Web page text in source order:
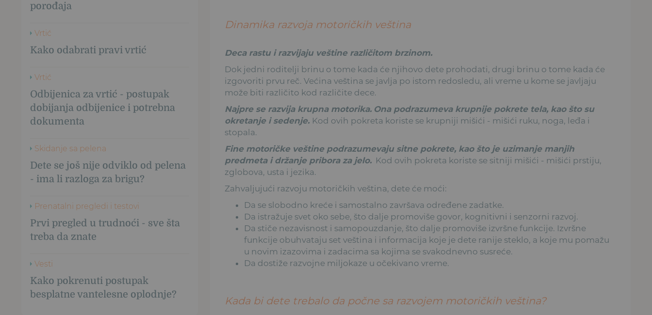
porođaja
Vrtić
Kako odabrati pravi vrtić
Vrtić
Odbijenica za vrtić - postupak
dobijanja odbijenice i potrebna
dokumenta
Skidanje sa pelena
Dete se još nije odviklo od pelena
- ima li razloga za brigu?
Prenatalni pregledi i testovi
Prvi pregled u trudnoći - sve šta
treba da znate
Vesti
Kako pokrenuti postupak
besplatne vantelesne oplodnje?
Dinamika razvoja motoričkih veština
Deca rastu i razvijaju veštine različitom brzinom.
Dok jedni roditelji brinu o tome kada će njihovo dete prohodati, drugi brinu o tome kada će
izgovoriti prvu reč. Većina veština se javlja po istom redosledu, ali vreme u kome se javljaju
može biti različito kod različite dece.
Najpre se razvija krupna motorika. Ona podrazumeva krupnije pokrete tela, kao što su
okretanje i sedenje. Kod ovih pokreta koriste se krupniji mišići - mišići ruku, noga, leđa i
stopala.
Fine motoričke veštine podrazumevaju sitne pokrete, kao što je uzimanje manjih
predmeta i držanje pribora za jelo. Kod ovih pokreta koriste se sitniji mišići - mišići prstiju,
zglobova, usta i jezika.
Zahvaljujući razvoju motoričkih veština, dete će moći:
Da se slobodno kreće i samostalno završava određene zadatke.
Da istražuje svet oko sebe, što dalje promoviše govor, kognitivni i senzorni razvoj.
Da stiče nezavisnost i samopouzdanje, što dalje promoviše izvršne funkcije. Izvršne
funkcije obuhvataju set veština i informacija koje je dete ranije steklo, a koje mu pomažu
u novim izazovima i zadacima sa kojima se svakodnevno susreće.
Da dostiže razvojne miljokaze u očekivano vreme.
Kada bi dete trebalo da počne sa razvojem motoričkih veština?